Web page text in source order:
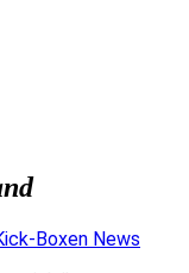
Boxen News